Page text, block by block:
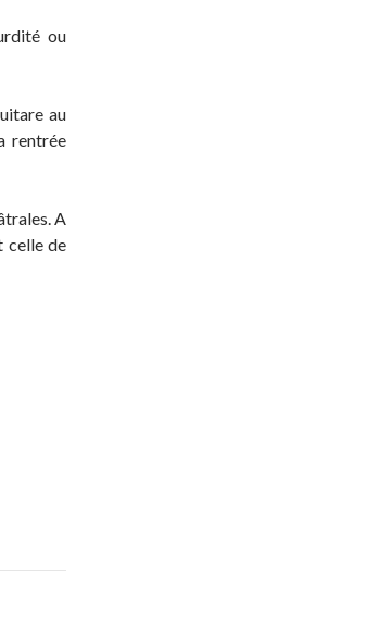
ou
au
rentrée
A
celle de